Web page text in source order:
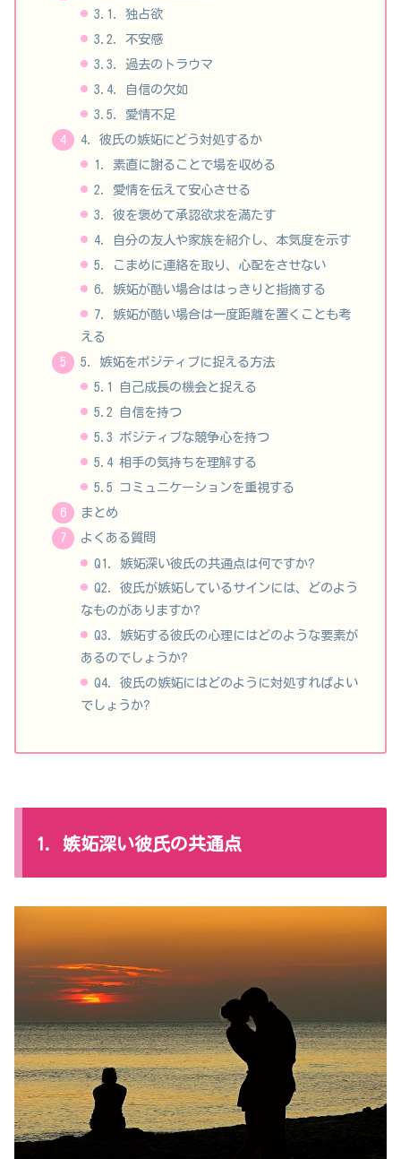
3.1. 独占欲
3.2. 不安感
3.3. 過去のトラウマ
3.4. 自信の欠如
3.5. 愛情不足
4. 彼氏の嫉妬にどう対処するか
1. 素直に謝ることで場を収める
2. 愛情を伝えて安心させる
3. 彼を褒めて承認欲求を満たす
4. 自分の友人や家族を紹介し、本気度を示す
5. こまめに連絡を取り、心配をさせない
6. 嫉妬が酷い場合ははっきりと指摘する
7. 嫉妬が酷い場合は一度距離を置くことも考
える
5. 嫉妬をポジティブに捉える方法
5.1 自己成長の機会と捉える
5.2 自信を持つ
5.3 ポジティブな競争心を持つ
5.4 相手の気持ちを理解する
5.5 コミュニケーションを重視する
まとめ
よくある質問
Q1. 嫉妬深い彼氏の共通点は何ですか?
Q2. 彼氏が嫉妬しているサインには、どのよう
なものがありますか?
Q3. 嫉妬する彼氏の心理にはどのような要素が
あるのでしょうか?
Q4. 彼氏の嫉妬にはどのように対処すればよい
でしょうか?
1. 嫉妬深い彼氏の共通点